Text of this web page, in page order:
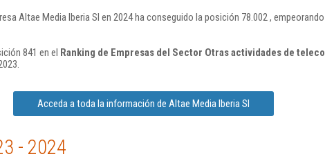
Altae Media Iberia Sl en 2024 ha conseguido la posición 78.002 ,
841 en el Ranking de Empresas del Sector Otras actividades de
Acceda a toda la información de Altae Media Iberia Sl
- 2024